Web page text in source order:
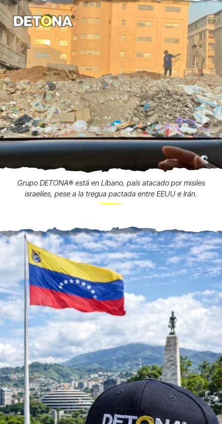
Grupo DETONA®️ está en Líbano, país atacado por misiles
israelíes, pese a la tregua pactada entre EEUU e Irán.